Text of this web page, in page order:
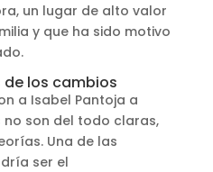
un lugar de alto valor
y que ha sido motivo
los cambios
a Isabel Pantoja a
son del todo claras,
Una de las
ser el